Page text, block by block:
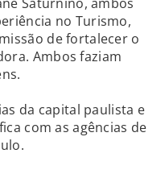
no Turismo,
de fortalecer o
Ambos faziam
da capital paulista e
com as agências de